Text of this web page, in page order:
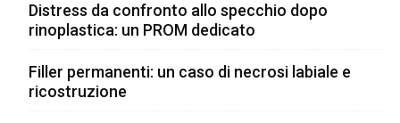
Distress da confronto allo specchio dopo
rinoplastica: un PROM dedicato
Filler permanenti: un caso di necrosi labiale e
ricostruzione